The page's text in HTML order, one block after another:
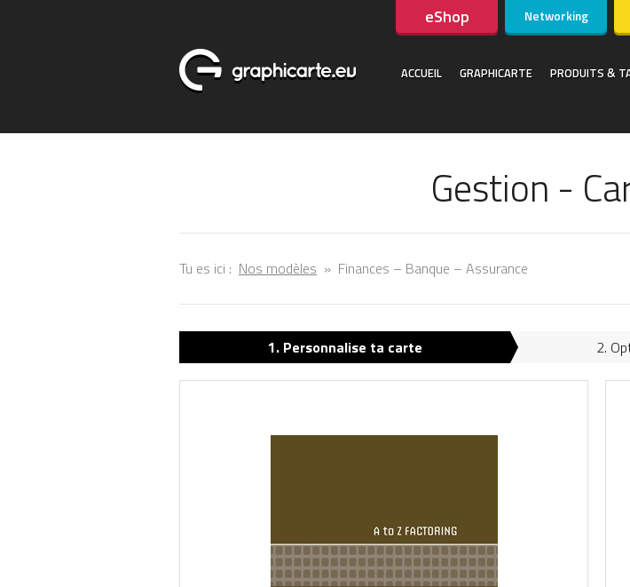
eShop Networking
ACCUEIL GRAPHICARTE PRODUITS &
Gestion -
Tu es ici : Nos modèles » Finances – Banque – Assurance
1. Personnalise ta carte 2.